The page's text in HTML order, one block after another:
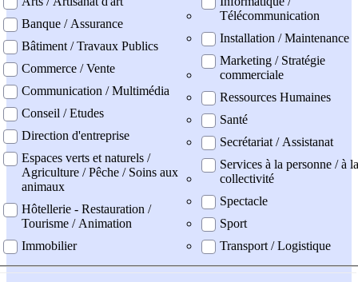
Banque / Assurance
Bâtiment / Travaux Publics
Commerce / Vente
Communication / Multimédia
Conseil / Etudes
Direction d'entreprise
Espaces verts et naturels /
Agriculture / Pêche / Soins aux
animaux
Hôtellerie - Restauration /
Tourisme / Animation
Immobilier
Télécommunication
Installation / Maintenance
Marketing / Stratégie
commerciale
Ressources Humaines
Santé
Secrétariat / Assistanat
Services à la personne / à la
collectivité
Spectacle
Sport
Transport / Logistique